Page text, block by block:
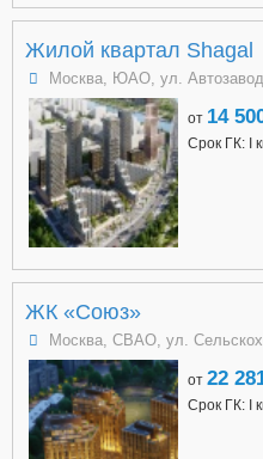
Жилой квартал Shagal
Москва, ЮАО, ул.
от 14
Срок ГК: I
ЖК «Союз»
Москва, СВАО, ул.
от 22
Срок ГК: I